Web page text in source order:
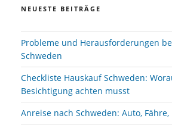
NEUESTE BEITRÄGE
Probleme und Herausforderungen
Schweden
Checkliste Hauskauf Schweden:
Besichtigung achten musst
Anreise nach Schweden: Auto, Fähre,